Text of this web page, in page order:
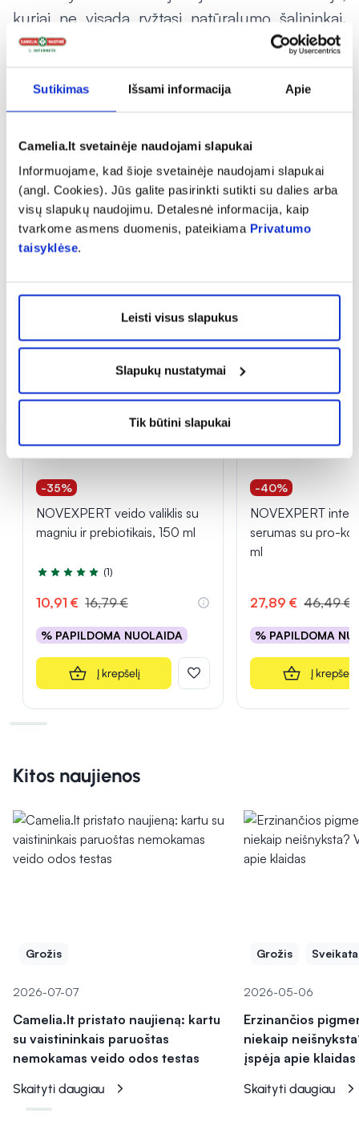
Sutikimas Išsami informacija Apie
Camelia.lt svetainėje naudojami slapukai
Informuojame, kad šioje svetainėje naudojami slapukai
(angl. Cookies). Jūs galite pasirinkti sutikti su dalies arba
visų slapukų naudojimu. Detalesnė informacija, kaip
tvarkome asmens duomenis, pateikiama Privatumo
taisyklėse.
Leisti visus slapukus
Slapukų nustatymai
Tik būtini slapukai
kuriai ne visada ryžtasi natūralumo šalininkai.
Mokslininkė tikina, jog jose nemato nieko
tikėtis iš natūralaus produkto to paties kaip ir iš
injekcijų – naivu. Pavyzdžiui, hialurono
injekcijose molekulės stambesnės, todėl
poveikis akivaizdesnis. Čia kiekvienas žmogus
turėtų priimti sprendimą, kas jam yra svarbiau.
Be to injekcijų šalininkės turėtų žinoti, kad
serumas su hialurono rūgštimi kuo puikiausiai
papildo ir prailgina injekcijų suteiktą rezultatą.
-35%
NOVEXPERT veido valiklis su
magniu ir prebiotikais, 150 ml
Įvertinimas 5.0 iš 5
(1)
10,91 € 16,79 €
% PAPILDOMA NUOLAIDA
Į krepšelį
-40%
NOVEXPERT
serumas su pro-
ml
27,89 € 46,49 €
% PAPILDOMA
Į krepšelį
Kitos naujienos
Grožis
2026-07-07
Camelia.lt pristato naujieną: kartu
su vaistininkais paruoštas
nemokamas veido odos testas
Skaityti daugiau
Grožis Sveikata
2026-05-06
Erzinančios
niekaip
įspėja apie klaidas
Skaityti daugiau